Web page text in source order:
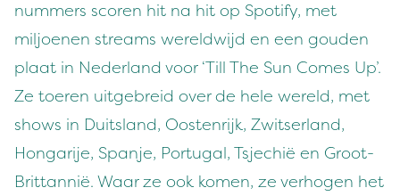
nummers scoren hit na hit op Spotify, met
miljoenen streams wereldwijd en een gouden
plaat in Nederland voor ‘Till The Sun Comes Up’.
Ze toeren uitgebreid over de hele wereld, met
shows in Duitsland, Oostenrijk, Zwitserland,
Hongarije, Spanje, Portugal, Tsjechië en Groot-
Brittannië. Waar ze ook komen, ze verhogen het